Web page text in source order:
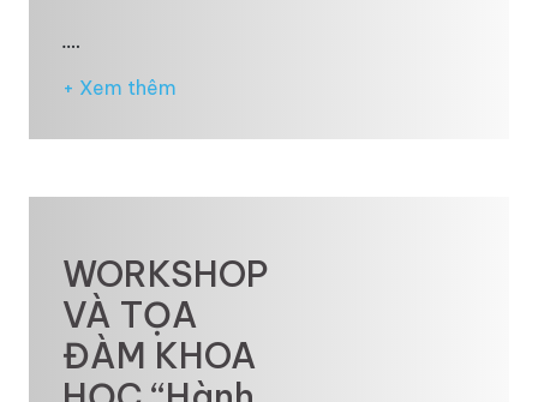
.…
+ Xem thêm
WORKSHOP
VÀ TỌA
ĐÀM KHOA